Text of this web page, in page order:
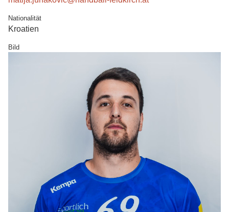
Nationalität
Kroatien
Bild